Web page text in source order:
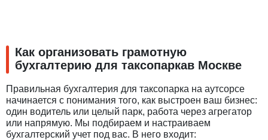
Как организовать грамотную
бухгалтерию для таксопаркав Москве
Правильная бухгалтерия для таксопарка на аутсорсе
начинается с понимания того, как выстроен ваш бизнес:
один водитель или целый парк, работа через агрегатор
или напрямую. Мы подбираем и настраиваем
бухгалтерский учет под вас. В него входит: